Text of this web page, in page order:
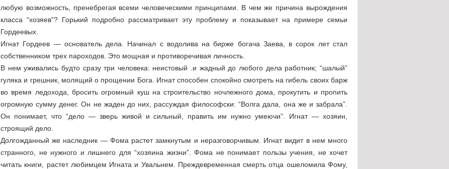
любую возможность, пренебрегая всеми человеческими принципами. В чем же причина вырождения
класса “хозяев”? Горький подробно рассматривает эту проблему и показывает на примере семьи
Гордеевых.
Игнат Гордеев — основатель дела. Начинал с водолива на бирже богача Заева, в сорок лет стал
собственником трех пароходов. Это мощная и противоречивая личность.
В нем уживались будто сразу три человека: неистовый .и жадный до любого дела работник; “шалый”
гуляка и грешник, молящий о прощении Бога. Игнат способен спокойно смотреть на гибель своих барж
во время ледохода, бросить огромный куш на строительство ночлежного дома, прокутить и пропить
огромную сумму денег. Он не жаден до них, рассуждая философски: “Волга дала, она же и забрала”.
Он понимает, что “дело — зверь живой и сильный, править им нужно умеючи”. Игнат — хозяин,
строящий дело.
Долгожданный же наследник — Фома растет замкнутым и неразговорчивым. Игнат видит в нем много
странного, не нужного и лишнего для “хозяина жизни”. Фома не понимает пользы учения, не хочет
читать книги, растет любимцем Игната и Увальнем. Преждевременная смерть отца ошеломила Фому,